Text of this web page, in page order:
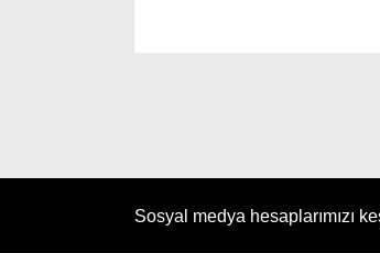
Sosyal medya hesaplarımızı